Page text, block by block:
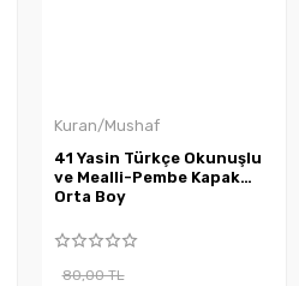
Kuran/Mushaf
41 Yasin Türkçe Okunuşlu
ve Mealli-Pembe Kapak
Orta Boy
80,00 TL